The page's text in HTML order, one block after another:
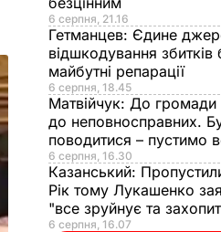
6 серпня, 21.16
Гетманцев: Єдине
відшкодування збитків
майбутні репарації
6 серпня, 18.45
Матвійчук: До громади
до неповносправних.
поводитися – пустимо
6 серпня, 16.30
Казанський:
Рік тому Лукашенко
"все зруйнує та
6 серпня, 16.07